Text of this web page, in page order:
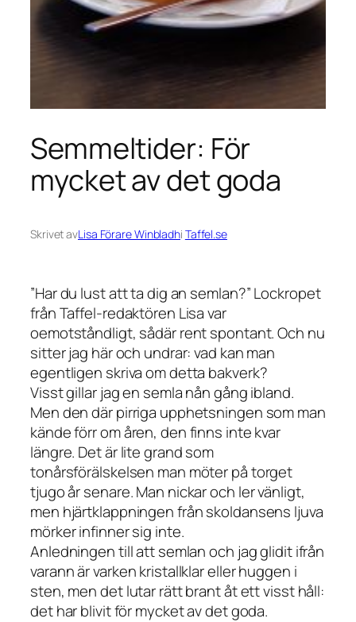
Semmeltider: För
mycket av det goda
Skrivet avLisa Förare Winbladhi Taffel.se
”Har du lust att ta dig an semlan?” Lockropet
från Taffel-redaktören Lisa var
oemotståndligt, sådär rent spontant. Och nu
sitter jag här och undrar: vad kan man
egentligen skriva om detta bakverk?
Visst gillar jag en semla nån gång ibland.
Men den där pirriga upphetsningen som man
kände förr om åren, den finns inte kvar
längre. Det är lite grand som
tonårsförälskelsen man möter på torget
tjugo år senare. Man nickar och ler vänligt,
men hjärtklappningen från skoldansens ljuva
mörker infinner sig inte.
Anledningen till att semlan och jag glidit ifrån
varann är varken kristallklar eller huggen i
sten, men det lutar rätt brant åt ett visst håll:
det har blivit för mycket av det goda.